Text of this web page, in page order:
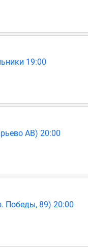
19:00
АВ) 20:00
Победы, 89) 20:00